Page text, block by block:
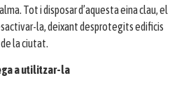
Tot i disposar d’aquesta eina clau, el
la, deixant desprotegits edificis
la ciutat.
a utilitzar-la